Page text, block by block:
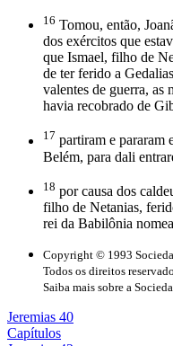
16 Tomou, então,
dos exércitos que
que Ismael, filho de
de ter ferido a
valentes de guerra, as
havia recobrado de
17 partiram e pararam
Belém, para dali
18 por causa dos
filho de Netanias,
rei da Babilônia
Copyright © 1993
Todos os direitos
Saiba mais sobre a
Jeremias 40
Capítulos